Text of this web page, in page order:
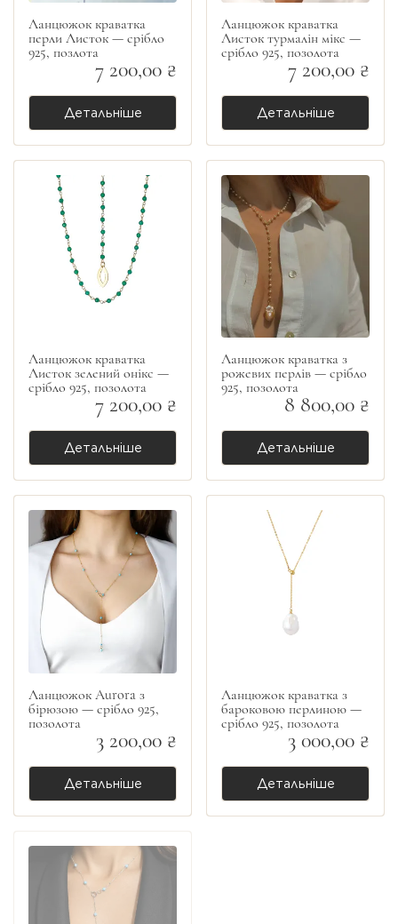
Ланцюжок краватка
перли Листок — срібло
925, позлота
7 200,00 ₴
Детальніше
Ланцюжок краватка
Листок турмалін мікс —
срібло 925, позолота
7 200,00 ₴
Детальніше
Ланцюжок краватка
Листок зелений онікс —
срібло 925, позолота
7 200,00 ₴
Детальніше
Ланцюжок краватка з
рожевих перлів — срібло
925, позолота
8 800,00 ₴
Детальніше
Ланцюжок Aurora з
бірюзою — срібло 925,
позолота
3 200,00 ₴
Детальніше
Ланцюжок краватка з
бароковою перлиною —
срібло 925, позолота
3 000,00 ₴
Детальніше